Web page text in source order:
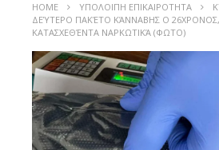
HOME ΥΠΟΛΟΙΠΗ ΕΠΙΚΑΙΡΟΤΗΤΑ
ΔΕΎΤΕΡΟ ΠΑΚΈΤΟ ΚΆΝΝΑΒΗΣ Ο 26ΧΡΟΝΟΣ,
ΚΑΤΑΣΧΕΘΈΝΤΑ ΝΑΡΚΩΤΙΚΆ (ΦΩΤΟ)